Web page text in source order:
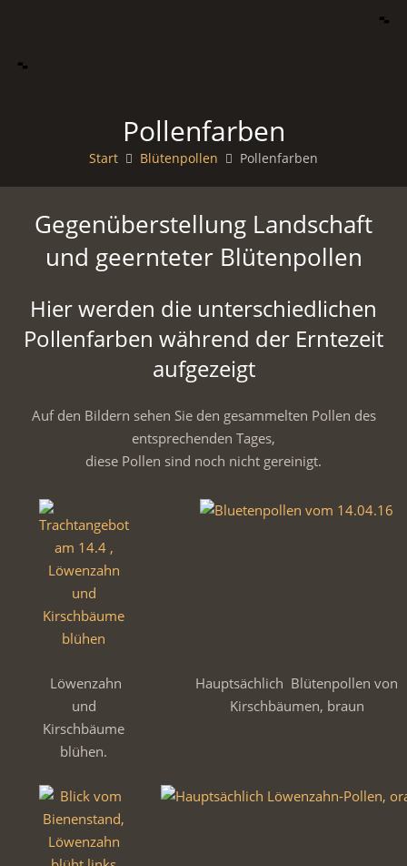
Pollenfarben
Start Blütenpollen Pollenfarben
Gegenüberstellung Landschaft
und geernteter Blütenpollen
Hier werden die unterschiedlichen
Pollenfarben während der Erntezeit
aufgezeigt
Auf den Bildern sehen Sie den gesammelten Pollen des
entsprechenden Tages,
diese Pollen sind noch nicht gereinigt.
Löwenzahn
und
Kirschbäume
blühen.
Hauptsächlich Blütenpollen von
Kirschbäumen, braun